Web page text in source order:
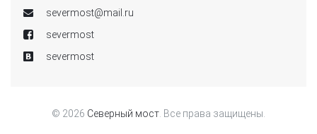
severmost@mail.ru
severmost
severmost
© 2026 Северный мост. Все права защищены.